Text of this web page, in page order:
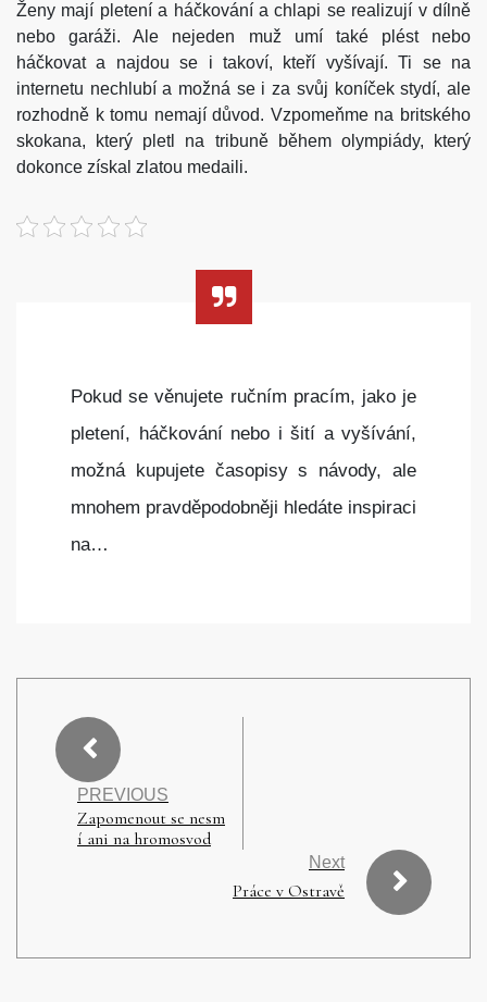
Ženy mají pletení a háčkování a chlapi se realizují v dílně
nebo garáži. Ale nejeden muž umí také plést nebo
háčkovat a najdou se i takoví, kteří vyšívají. Ti se na
internetu nechlubí a možná se i za svůj koníček stydí, ale
rozhodně k tomu nemají důvod. Vzpomeňme na britského
skokana, který pletl na tribuně během olympiády, který
dokonce získal zlatou medaili.
Pokud se věnujete ručním pracím, jako je
pletení, háčkování nebo i šití a vyšívání,
možná kupujete časopisy s návody, ale
mnohem pravděpodobněji hledáte inspiraci
na…
PREVIOUS
Zapomenout se nesm
í ani na hromosvod
Next
Práce v Ostravě